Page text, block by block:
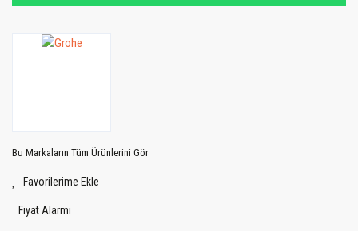
Bu Markaların Tüm Ürünlerini Gör
Fiyat Alarmı